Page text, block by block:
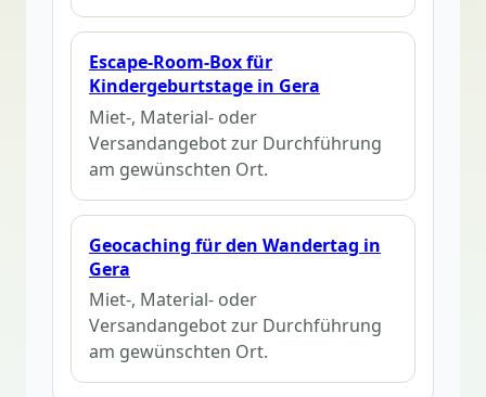
Escape-Room-Box für
Kindergeburtstage in Gera
Miet-, Material- oder
Versandangebot zur Durchführung
am gewünschten Ort.
Geocaching für den Wandertag in
Gera
Miet-, Material- oder
Versandangebot zur Durchführung
am gewünschten Ort.